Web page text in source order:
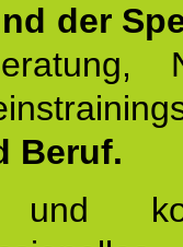
der
Beruf.
und